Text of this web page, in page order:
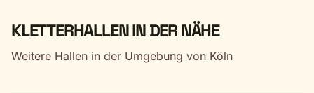
KLETTERHALLEN IN DER NÄHE
Weitere Hallen in der Umgebung von Köln